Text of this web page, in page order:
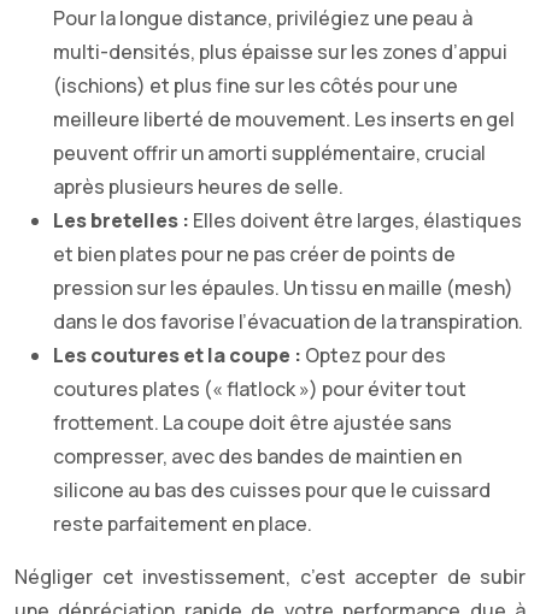
Pour la longue distance, privilégiez une peau à
multi-densités, plus épaisse sur les zones d’appui
(ischions) et plus fine sur les côtés pour une
meilleure liberté de mouvement. Les inserts en gel
peuvent offrir un amorti supplémentaire, crucial
après plusieurs heures de selle.
Les bretelles : Elles doivent être larges, élastiques
et bien plates pour ne pas créer de points de
pression sur les épaules. Un tissu en maille (mesh)
dans le dos favorise l’évacuation de la transpiration.
Les coutures et la coupe : Optez pour des
coutures plates (« flatlock ») pour éviter tout
frottement. La coupe doit être ajustée sans
compresser, avec des bandes de maintien en
silicone au bas des cuisses pour que le cuissard
reste parfaitement en place.
Négliger cet investissement, c’est accepter de subir